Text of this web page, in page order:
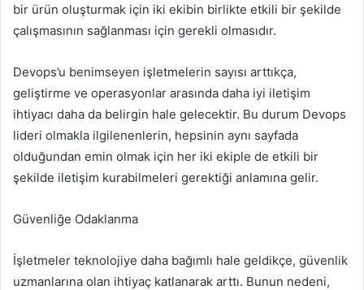
bir ürün oluşturmak için iki ekibin birlikte etkili bir şekilde
çalışmasının sağlanması için gerekli olmasıdır.
Devops’u benimseyen işletmelerin sayısı arttıkça,
geliştirme ve operasyonlar arasında daha iyi iletişim
ihtiyacı daha da belirgin hale gelecektir. Bu durum Devops
lideri olmakla ilgilenenlerin, hepsinin aynı sayfada
olduğundan emin olmak için her iki ekiple de etkili bir
şekilde iletişim kurabilmeleri gerektiği anlamına gelir.
Güvenliğe Odaklanma
İşletmeler teknolojiye daha bağımlı hale geldikçe, güvenlik
uzmanlarına olan ihtiyaç katlanarak arttı. Bunun nedeni,